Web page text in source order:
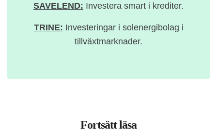
SAVELEND: Investera smart i krediter.
TRINE: Investeringar i solenergibolag i
tillväxtmarknader.
Fortsätt läsa